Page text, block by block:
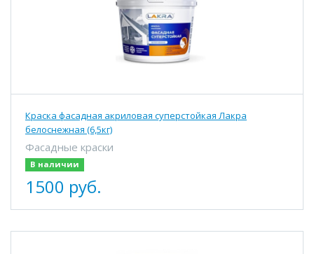
Краска фасадная акриловая суперстойкая Лакра
белоснежная (6,5кг)
Фасадные краски
В наличии
1500 руб.